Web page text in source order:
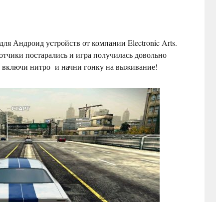
Андроид устройств от компании Electronic Arts.
постарались и игра получилась довольно
включи нитро и начни гонку на выживание!